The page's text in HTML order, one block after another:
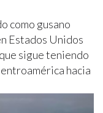
como gusano
Estados Unidos
sigue teniendo
hacia